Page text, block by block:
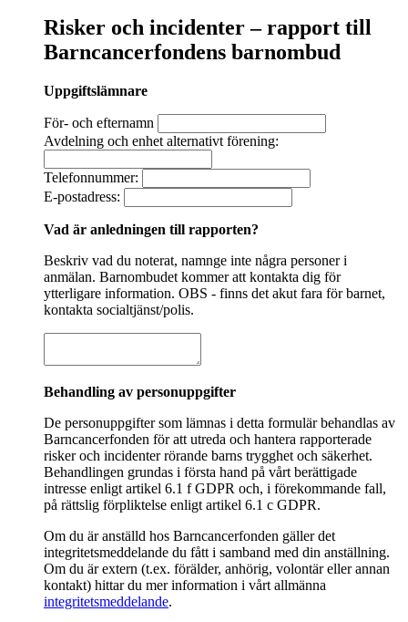
Risker och incidenter – rapport till
Barncancerfondens barnombud
Uppgiftslämnare
För- och efternamn
Avdelning och enhet alternativt förening:
Telefonnummer:
E-postadress:
Vad är anledningen till rapporten?
Beskriv vad du noterat, namnge inte några personer i
anmälan. Barnombudet kommer att kontakta dig för
ytterligare information. OBS - finns det akut fara för barnet,
kontakta socialtjänst/polis.
Behandling av personuppgifter
De personuppgifter som lämnas i detta formulär behandlas av
Barncancerfonden för att utreda och hantera rapporterade
risker och incidenter rörande barns trygghet och säkerhet.
Behandlingen grundas i första hand på vårt berättigade
intresse enligt artikel 6.1 f GDPR och, i förekommande fall,
på rättslig förpliktelse enligt artikel 6.1 c GDPR.
Om du är anställd hos Barncancerfonden gäller det
integritetsmeddelande du fått i samband med din anställning.
Om du är extern (t.ex. förälder, anhörig, volontär eller annan
kontakt) hittar du mer information i vårt allmänna
integritetsmeddelande.